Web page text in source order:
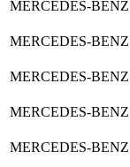
MERCEDES-
MERCEDES-
MERCEDES-BENZ
MERCEDES-
MERCEDES-